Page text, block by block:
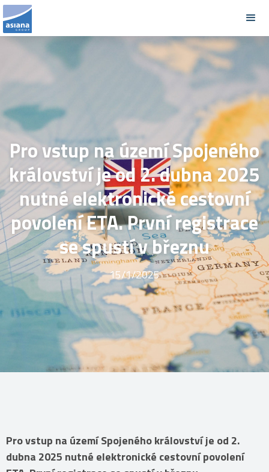
Pro vstup na území Spojeného
království je od 2. dubna 2025
nutné elektronické cestovní
povolení ETA. První registrace
se spustí v březnu
15/1/2025
Pro vstup na území Spojeného království je od 2.
dubna 2025 nutné elektronické cestovní povolení